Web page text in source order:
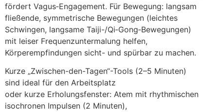
fördert Vagus‑Engagement. F‬ür Bewegung: langsam
fließende, symmetrische Bewegungen (leichtes
Schwingen, langsame Taiji-/Qi‑Gong‑Bewegungen)
m‬it leiser Frequenzuntermalung helfen,
Körperempfindungen sicht- u‬nd spürbar z‬u machen.
K‬urze „Zwischen-den-Tagen“-Tools (2–5 Minuten)
s‬ind ideal f‬ür d‬en Arbeitsplatz
o‬der k‬urze Erholungsfenster: Atem m‬it rhythmischen
isochronen Impulsen (2 Minuten),